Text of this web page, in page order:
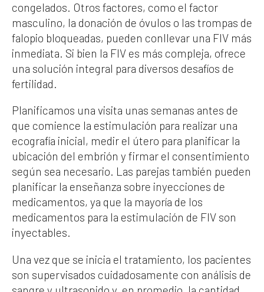
congelados. Otros factores, como el factor
masculino, la donación de óvulos o las trompas de
falopio bloqueadas, pueden conllevar una FIV más
inmediata. Si bien la FIV es más compleja, ofrece
una solución integral para diversos desafíos de
fertilidad.
Planificamos una visita unas semanas antes de
que comience la estimulación para realizar una
ecografía inicial, medir el útero para planificar la
ubicación del embrión y firmar el consentimiento
según sea necesario. Las parejas también pueden
planificar la enseñanza sobre inyecciones de
medicamentos, ya que la mayoría de los
medicamentos para la estimulación de FIV son
inyectables.
Una vez que se inicia el tratamiento, los pacientes
son supervisados cuidadosamente con análisis de